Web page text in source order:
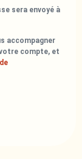
sera envoyé à
accompagner
compte, et